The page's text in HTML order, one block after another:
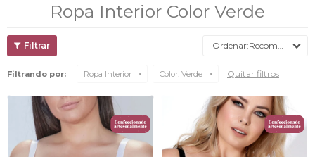
Ropa Interior Color Verde
Recomendados
Filtrando por: Ropa Interior Color: Verde Quitar filtros